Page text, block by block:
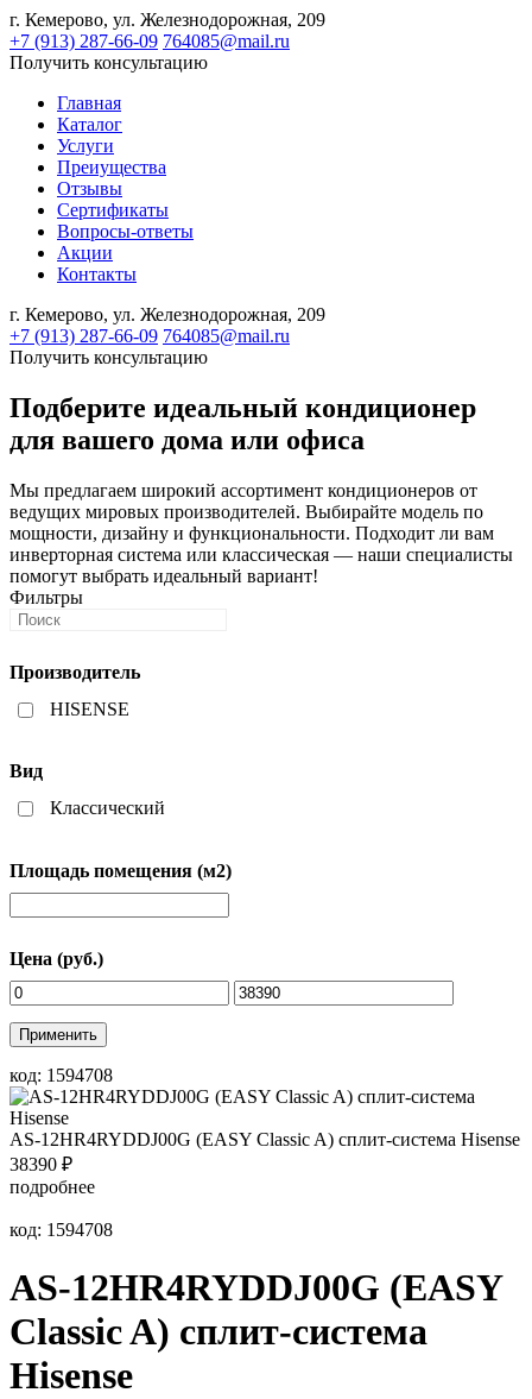
г. Кемерово, ул. Железнодорожная, 209
+7 (913) 287-66-09 764085@mail.ru
Получить консультацию
Главная
Каталог
Услуги
Преиущества
Отзывы
Сертификаты
Вопросы-ответы
Акции
Контакты
г. Кемерово, ул. Железнодорожная, 209
+7 (913) 287-66-09 764085@mail.ru
Получить консультацию
Подберите идеальный кондиционер
для вашего дома или офиса
Мы предлагаем широкий ассортимент кондиционеров от
ведущих мировых производителей. Выбирайте модель по
мощности, дизайну и функциональности. Подходит ли вам
инверторная система или классическая — наши специалисты
помогут выбрать идеальный вариант!
Фильтры
Производитель
HISENSE
Вид
Классический
Площадь помещения (м2)
Цена (руб.)
Применить
код: 1594708
AS-12HR4RYDDJ00G (EASY Classic A) сплит-система Hisense
38390 ₽
подробнее
код: 1594708
AS-12HR4RYDDJ00G (EASY
Classic A) сплит-система
Hisense